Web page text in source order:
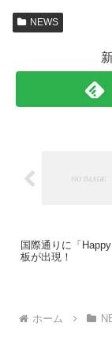
NEWS
国際通りに「
板が出現！
ホーム